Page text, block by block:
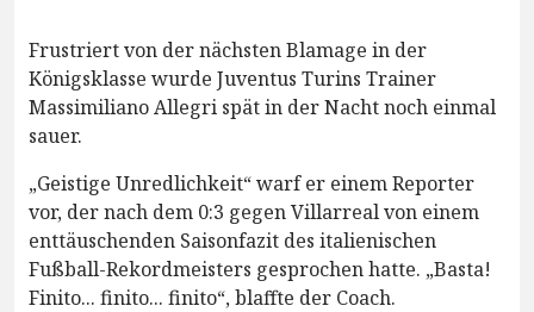
Frustriert von der nächsten Blamage in der
Königsklasse wurde Juventus Turins Trainer
Massimiliano Allegri spät in der Nacht noch einmal
sauer.
„Geistige Unredlichkeit“ warf er einem Reporter
vor, der nach dem 0:3 gegen Villarreal von einem
enttäuschenden Saisonfazit des italienischen
Fußball-Rekordmeisters gesprochen hatte. „Basta!
Finito... finito... finito“, blaffte der Coach.